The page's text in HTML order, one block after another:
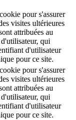
pour s'assurer
visites ultérieures
attribuées au
qui
d'utilisateur
pour ce site.
pour s'assurer
visites ultérieures
attribuées au
qui
d'utilisateur
pour ce site.